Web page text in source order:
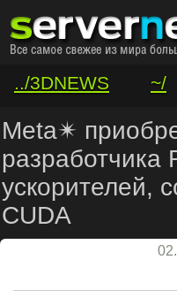
../3DNEWS ~/
/VAR/CONTACT
Meta✴
разработчика
ускорителей,
CUDA